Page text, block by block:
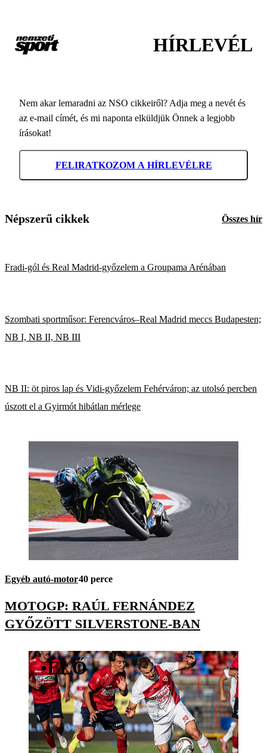
HÍRLEVÉL
Nem akar lemaradni az NSO cikkeiről? Adja meg a nevét és
az e-mail címét, és mi naponta elküldjük Önnek a legjobb
írásokat!
FELIRATKOZOM A HÍRLEVÉLRE
Népszerű cikkek Összes hír
Fradi-gól és Real Madrid-győzelem a Groupama Arénában
Szombati sportműsor: Ferencváros–Real Madrid meccs Budapesten;
NB I, NB II, NB III
NB II: öt piros lap és Vidi-győzelem Fehérváron; az utolsó percben
úszott el a Gyirmót hibátlan mérlege
Egyéb autó-motor40 perce
MOTOGP: RAÚL FERNÁNDEZ
GYŐZÖTT SILVERSTONE-BAN
•ÉLŐ